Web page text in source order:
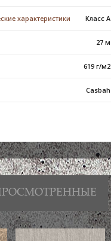
характеристики Класс А
27 м
619 г/м2
Casbah